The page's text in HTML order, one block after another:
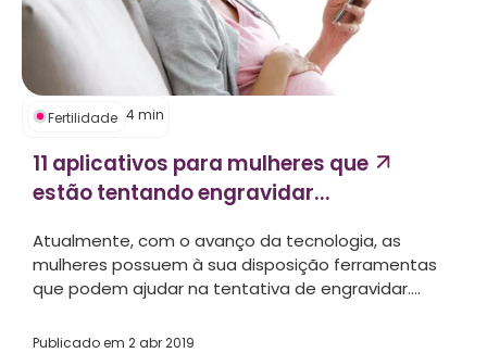
Fertilidade 4min
11 aplicativos para mulheres que
estão tentando engravidar...
Atualmente, com o avanço da tecnologia, as
mulheres possuem à sua disposição ferramentas
que podem ajudar na tentativa de engravidar....
Publicado em 2 abr 2019